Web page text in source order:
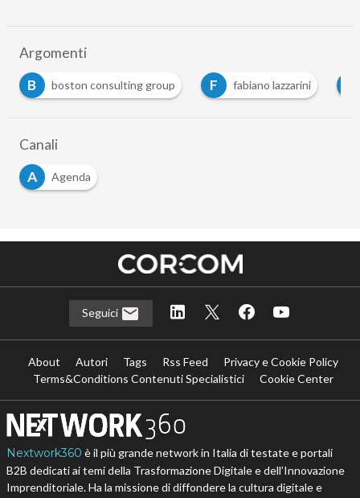
Argomenti
B
boston consulting group F fabiano lazzarini
Canali
A
Agenda
Seguici
About Autori Tags Rss Feed
Privacy e Cookie Policy
Terms&Conditions Contenuti Specialistici
Cookie Center
Nextwork360 è il più grande network in Italia di testate e portali
B2B dedicati ai temi della Trasformazione Digitale e dell’Innovazione
Imprenditoriale. Ha la missione di diffondere la cultura digitale e